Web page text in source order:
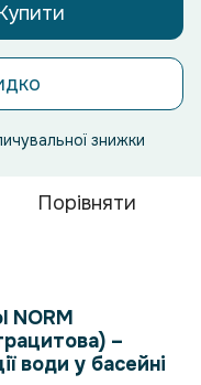
знижки
Порівняти
NORM
–
води у басейні